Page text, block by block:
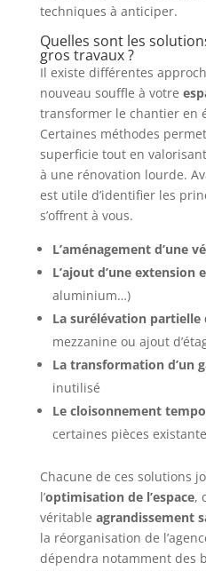
techniques à anticiper.
Quelles sont les
gros travaux ?
Il existe différentes
nouveau souffle à votre
transformer le chantier en
Certaines méthodes
superficie tout en
à une rénovation lourde.
est utile d’identifier les
s’offrent à vous.
L’aménagement d’une
L’ajout d’une extension
aluminium…)
La surélévation partielle
mezzanine ou ajout
La transformation d’un
inutilisé
Le cloisonnement
certaines pièces
Chacune de ces solutions
l’optimisation de l’espace,
véritable agrandissement
la réorganisation de
dépendra notamment des